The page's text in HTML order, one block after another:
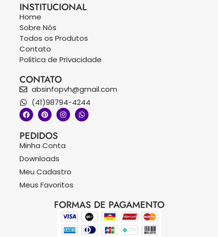
INSTITUCIONAL
Home
Sobre Nós
Todos os Produtos
Contato
Politica de Privacidade
CONTATO
absinfopvh@gmail.com
(41)98794-4244
PEDIDOS
Minha Conta
Downloads
Meu Cadastro
Meus Favoritos
FORMAS DE PAGAMENTO